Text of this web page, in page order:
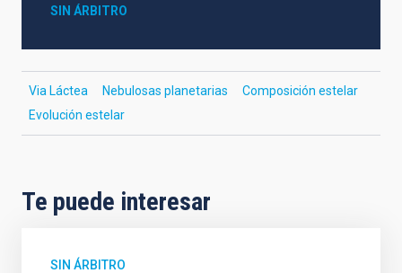
SIN ÁRBITRO
Via Láctea Nebulosas planetarias
Composición estelar
Evolución estelar
Te puede interesar
SIN ÁRBITRO